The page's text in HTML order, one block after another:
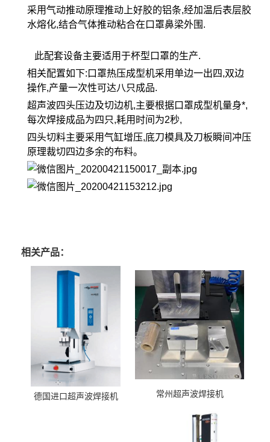
采用气动推动原理推动上好胶的铝条,经加温后表层胶
水熔化,结合气体推动粘合在口罩鼻梁外围.
此配套设备主要适用于杯型口罩的生产.
相关配置如下:口罩热压成型机采用单边一出四,双边
操作,产量一次性可达八只成品.
超声波四头压边及切边机,主要根据口罩成型机量身*,
每次焊接成品为四只,耗用时间为2秒,
四头切料主要采用气缸增压,底刀模具及刀板瞬间冲压
原理裁切四边多余的布料。
相关产品：
德国进口超声波焊接机 常州超声波焊接机